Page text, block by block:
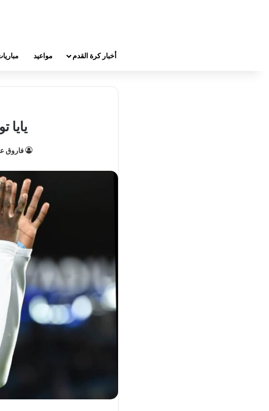
أخبار كرة القدم مواعيد
فاروق